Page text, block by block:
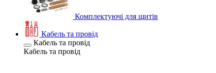
Комплектуючі для щитів
Кабель та провід
Кабель та провід
Кабель та провід